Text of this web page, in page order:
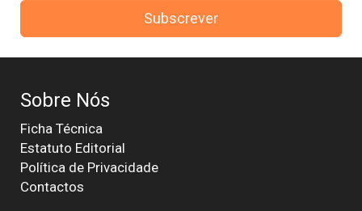
Subscrever
Sobre Nós
Ficha Técnica
Estatuto Editorial
Política de Privacidade
Contactos